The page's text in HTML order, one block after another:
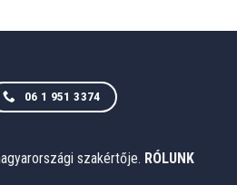
06 1 951 3374
szakértője. RÓLUNK